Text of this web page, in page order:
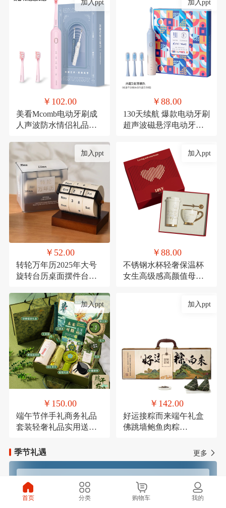
首页 分类 购物车 我的
加入ppt
￥102.00
美看Mcomb电动牙刷成
人声波防水情侣礼品科
加入ppt
￥88.00
130天续航 爆款电动牙刷
超声波磁悬浮电动牙刷
加入ppt
￥52.00
转轮万年历2025年大号
旋转台历桌面摆件台历
加入ppt
￥88.00
不锈钢水杯轻奢保温杯
女生高级感高颜值母亲
加入ppt
￥150.00
端午节伴手礼商务礼品
套装轻奢礼品实用送客
品定制logo
加入ppt
￥142.00
好运接粽而来端午礼盒
佛跳墙鲍鱼肉粽
腿肉粽120g*1，鲜肉粽
120g*1，高汤蛋黄鲜肉
粽120g*1，玫瑰豆沙粽
120g*1，芋泥紫薯粽
120g*1，咸鸭蛋
季节礼遇 更多
春季焕新 夏季清凉